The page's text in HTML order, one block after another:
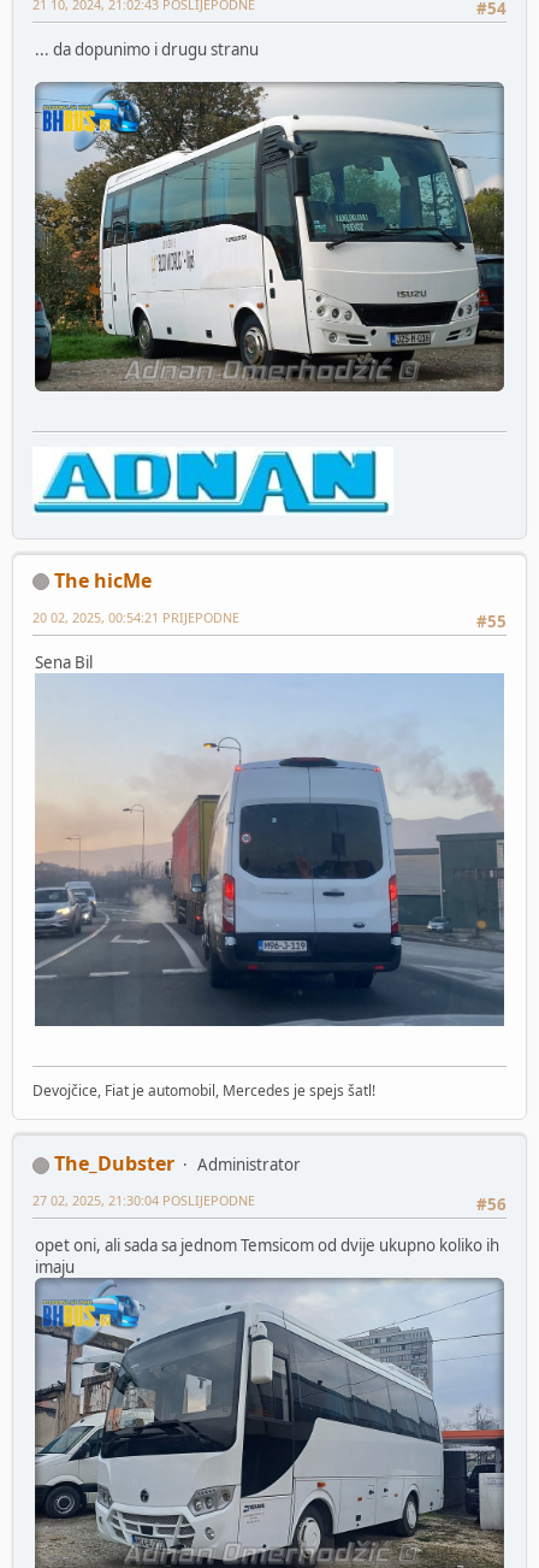
#54
21 10, 2024, 21:02:43 POSLIJEPODNE
... da dopunimo i drugu stranu
The hicMe
#55
20 02, 2025, 00:54:21 PRIJEPODNE
Sena Bil
Devojčice, Fiat je automobil, Mercedes je spejs šatl!
The_Dubster
Administrator
#56
27 02, 2025, 21:30:04 POSLIJEPODNE
opet oni, ali sada sa jednom Temsicom od dvije ukupno koliko ih
imaju